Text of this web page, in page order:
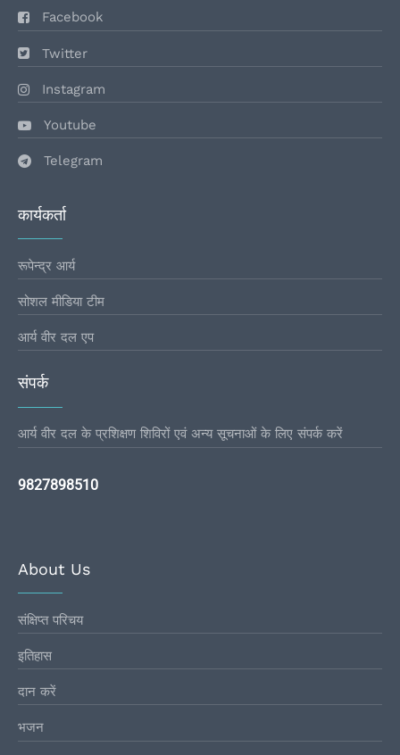
Facebook
Twitter
Instagram
Youtube
Telegram
कार्यकर्ता
रूपेन्द्र आर्य
सोशल मीडिया टीम
आर्य वीर दल एप
संपर्क
आर्य वीर दल के प्रशिक्षण शिविरों एवं अन्य सूचनाओं के लिए संपर्क करें
9827898510
About Us
संक्षिप्त परिचय
इतिहास
दान करें
भजन